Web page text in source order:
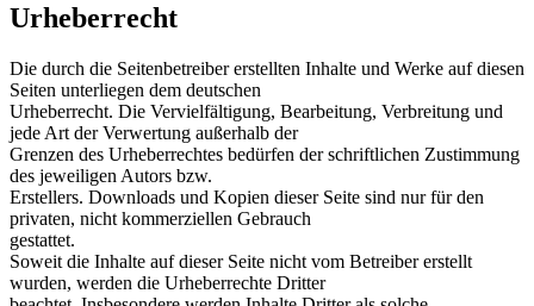
Urheberrecht
Die durch die Seitenbetreiber erstellten Inhalte und Werke auf diesen
Seiten unterliegen dem deutschen
Urheberrecht. Die Vervielfältigung, Bearbeitung, Verbreitung und
jede Art der Verwertung außerhalb der
Grenzen des Urheberrechtes bedürfen der schriftlichen Zustimmung
des jeweiligen Autors bzw.
Erstellers. Downloads und Kopien dieser Seite sind nur für den
privaten, nicht kommerziellen Gebrauch
gestattet.
Soweit die Inhalte auf dieser Seite nicht vom Betreiber erstellt
wurden, werden die Urheberrechte Dritter